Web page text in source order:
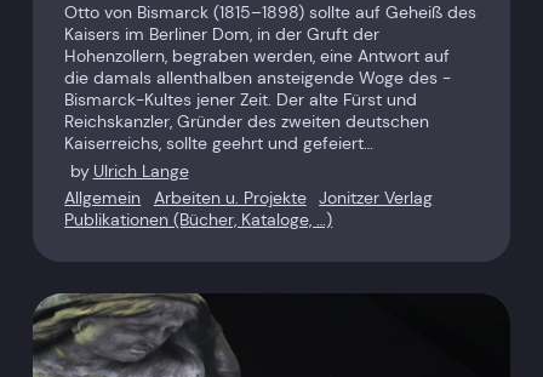
Otto von Bismarck (1815–1898) sollte auf Geheiß des
Kaisers im Berliner Dom, in der Gruft der
Hohenzollern, begraben werden, eine Antwort auf
die damals allenthalben ansteigende Woge des ­
Bismarck-Kultes jener Zeit. Der alte Fürst und
Reichskanzler, ­Gründer des zweiten deutschen
Kaiserreichs, sollte geehrt und gefeiert…
by Ulrich Lange
Allgemein
Arbeiten u. Projekte Jonitzer Verlag
Publikationen (Bücher, Kataloge, …)